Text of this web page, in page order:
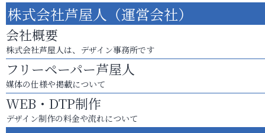
株式会社芦屋人（運営会社）
会社概要
株式会社芦屋人は、デザイン事務所です
フリーペーパー芦屋人
媒体の仕様や掲載について
WEB・DTP制作
デザイン制作の料金や流れについて